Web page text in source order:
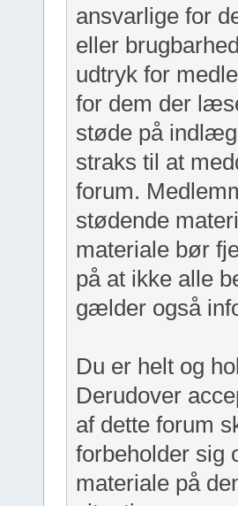
ansvarlige for
eller
udtryk for
for dem der
støde på
straks til at
forum.
stødende
materiale bør
på at ikke alle
gælder også
Du er helt og
Derudover
af dette forum
forbeholder sig
materiale på